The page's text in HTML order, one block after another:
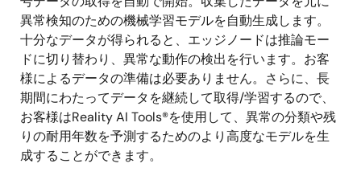
異常検知のための機械学習モデルを自動生成します。
十分なデータが得られると、エッジノードは推論モー
ドに切り替わり、異常な動作の検出を行います。お客
様によるデータの準備は必要ありません。さらに、長
期間にわたってデータを継続して取得/学習するので、
お客様はReality AI Tools®を使用して、異常の分類や残
りの耐用年数を予測するためのより高度なモデルを生
成することができます。